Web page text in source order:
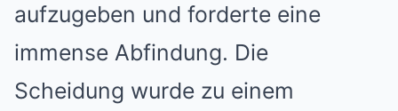
aufzugeben und forderte eine
immense Abfindung. Die
Scheidung wurde zu einem